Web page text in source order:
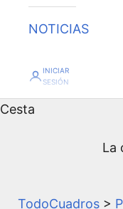
NOTICIAS
INICIAR
SESIÓN
Cesta
La
TodoCuadros >